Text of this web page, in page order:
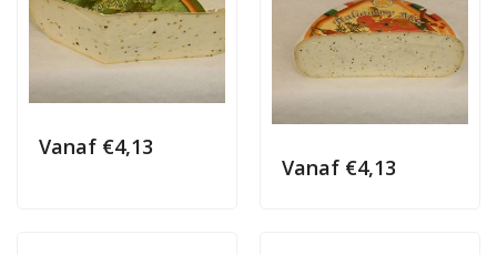
Vanaf €4,13
Vanaf €4,13